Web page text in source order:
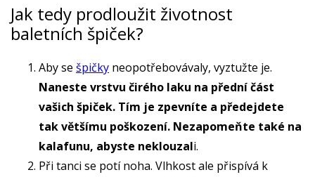
Jak tedy prodloužit životnost
baletních špiček?
Aby se špičky neopotřebovávaly, vyztužte je.
Naneste vrstvu čirého laku na přední část
vašich špiček. Tím je zpevníte a předejdete
tak většímu poškození. Nezapomeňte také na
kalafunu, abyste neklouzali.
Při tanci se potí noha. Vlhkost ale přispívá k